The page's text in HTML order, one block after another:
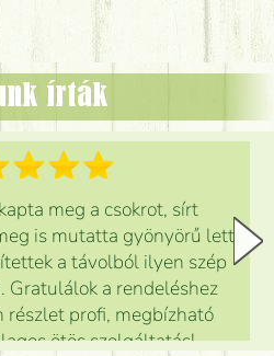
írták
meg a csokrot, sírt
is mutatta gyönyörű lett.
a távolból ilyen szép
Gratulálok a rendeléshez
részlet profi, megbízható
ötös szolgáltatás!